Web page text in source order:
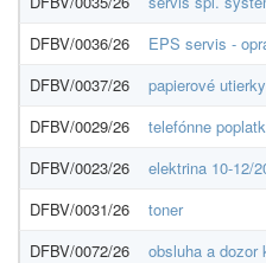
DFBV/0036/26
EPS servis -
DFBV/0037/26
papierové
DFBV/0029/26
telefónne
DFBV/0023/26
elektrina 10-12/
DFBV/0031/26
toner
DFBV/0072/26
obsluha a dozor